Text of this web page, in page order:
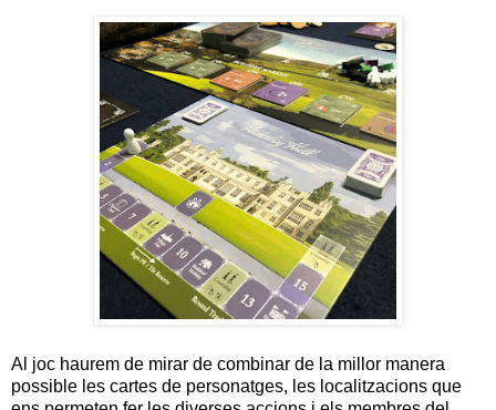
Al joc haurem de mirar de combinar de la millor manera
possible les cartes de personatges, les localitzacions que